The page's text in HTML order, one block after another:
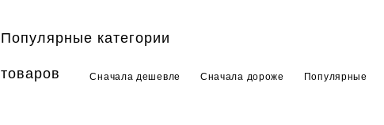
Популярные категории
товаров Сначала дешевле Сначала дороже Популярные